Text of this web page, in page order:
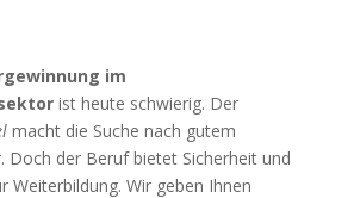
im
ist heute schwierig. Der
macht die Suche nach gutem
Doch der Beruf bietet Sicherheit und
Weiterbildung. Wir geben Ihnen